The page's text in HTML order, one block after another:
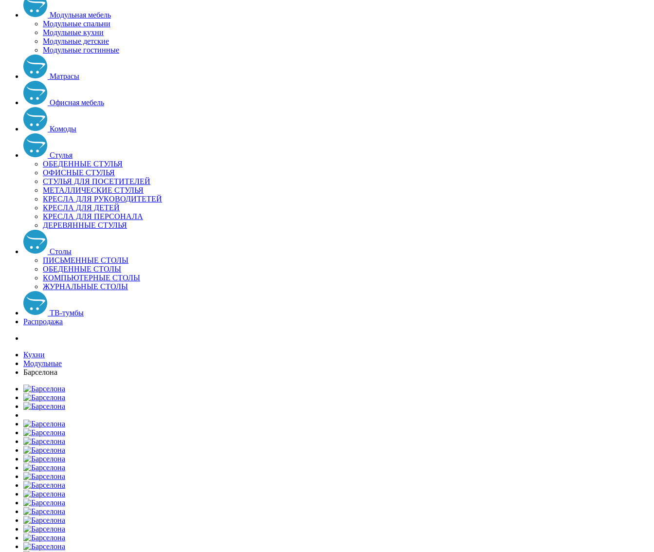
Модульная мебель
Модульные спальни
Модульные кухни
Модульные детские
Модульные гостинные
Матрасы
Офисная мебель
Комоды
Стулья
ОБЕДЕННЫЕ СТУЛЬЯ
ОФИСНЫЕ СТУЛЬЯ
СТУЛЬЯ ДЛЯ ПОСЕТИТЕЛЕЙ
МЕТАЛЛИЧЕСКИЕ СТУЛЬЯ
КРЕСЛА ДЛЯ РУКОВОДИТЕТЕЙ
КРЕСЛА ДЛЯ ДЕТЕЙ
КРЕСЛА ДЛЯ ПЕРСОНАЛА
ДЕРЕВЯННЫЕ СТУЛЬЯ
Столы
ПИСЬМЕННЫЕ СТОЛЫ
ОБЕДЕННЫЕ СТОЛЫ
КОМПЬЮТЕРНЫЕ СТОЛЫ
ЖУРНАЛЬНЫЕ СТОЛЫ
ТВ-тумбы
Распродажа
Кухни
Модульные
Барселона